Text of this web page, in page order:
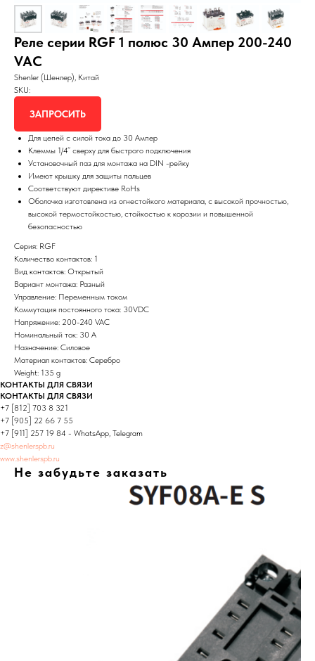
Реле серии RGF 1 полюс 30 Aмпер 200-240
VAC
Shenler (Шенлер), Китай
SKU:
ЗАПРОСИТЬ
Для цепей с силой тока до 30 Ампер
Клеммы 1/4” сверху для быстрого подключения
Установочный паз для монтажа на DIN -рейку
Имеют крышку для защиты пальцев
Соответствуют директиве RoHs
Оболочка изготовлена из огнестойкого материала, с высокой прочностью,
высокой термостойкостью, стойкостью к корозии и повышенной
безопасностью
Серия: RGF
Количество контактов: 1
Вид контактов: Открытый
Вариант монтажа: Разный
Управление: Переменным током
Коммутация постоянного тока: 30VDC
Напряжение: 200-240 VAC
Номинальный ток: 30 A
Назначение: Силовое
Материал контактов: Серебро
Weight: 135 g
КОНТАКТЫ ДЛЯ СВЯЗИ
КОНТАКТЫ ДЛЯ СВЯЗИ
+7 [812] 703 8 321
+7 [905] 22 66 7 55
+7 [911] 257 19 84 - WhatsApp, Telegram
z@shenlerspb.ru
www.shenlerspb.ru
Не забудьте заказать